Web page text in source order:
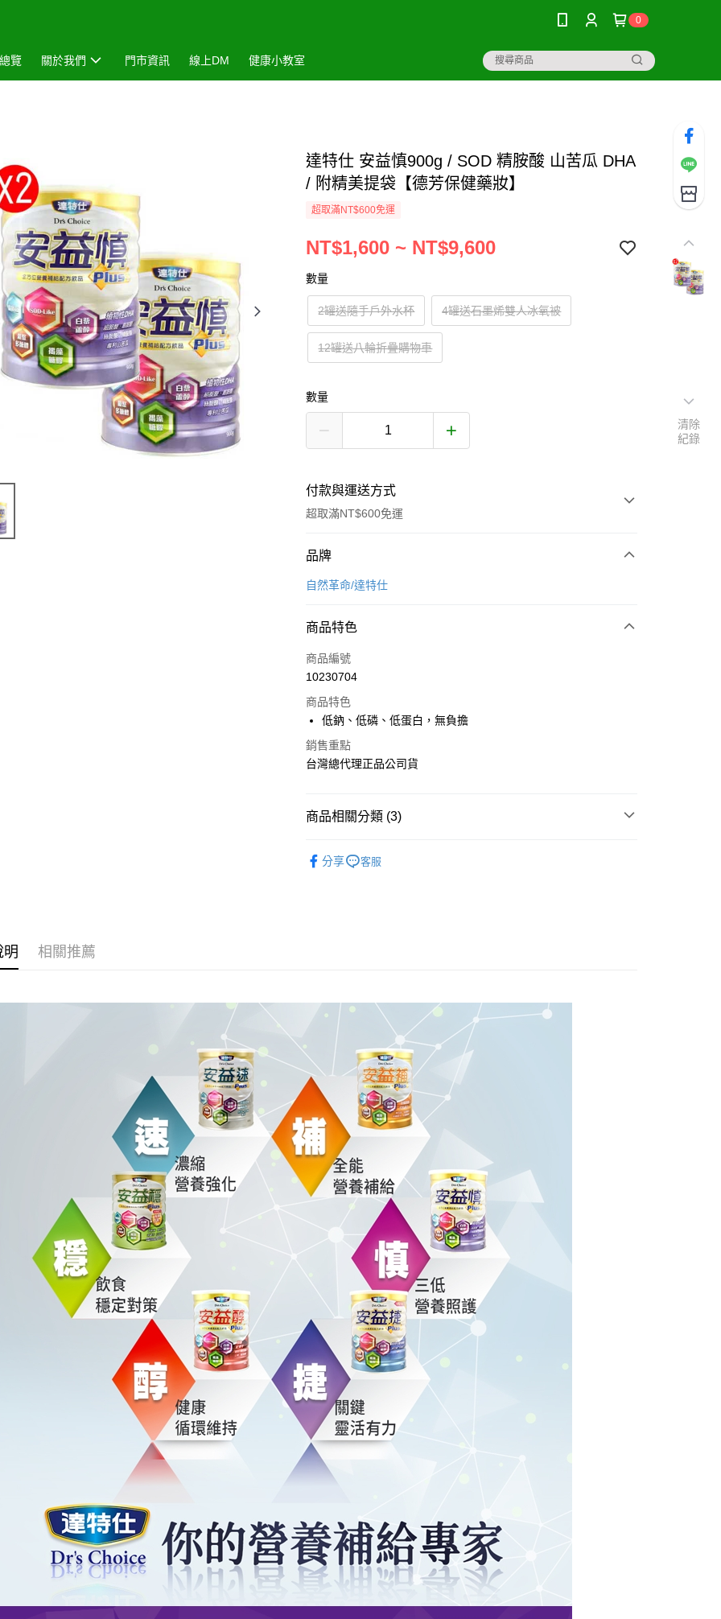
0
覽 關於我們 門市資訊 線上DM 健康小教室
達特仕 安益慎900g / SOD 精胺酸 山苦瓜 DHA
/ 附精美提袋【德芳保健藥妝】
超取滿NT$600免運
NT$1,600 ~ NT$9,600
數量
2罐送隨手戶外水杯 4罐送石墨烯雙人冰氧被
12罐送八輪折疊購物車
數量
付款與運送方式
超取滿NT$600免運
付款方式
信用卡一次付款
Apple Pay
街口支付
AFTEE先享後付
AFTEE先享後付是「在收到商品之後才付款」的支付方式。 讓您購物簡單
２．便利：只要手機號碼，簡訊認證，即可結帳。
３．安心：先確認商品／服務後，再付款。
絡購買商品的店家。未經商家同意取消之訂單仍視為有效，需透過AFTEE
先享後付繳納相關費用。
※ 交易是否成功請以「AFTEE先享後付 」之結帳頁面顯示為準，若有關於
是否繳費成功／繳費後需取消欲退款等相關疑問，請聯繫「AFTEE先享後
付客戶支援中心」https://netprotections.freshdesk.com/support/home
【注意事項】
１．透過由恩沛科技股份有限公司提供之「AFTEE先享後付」服務完成之
交易，需依本服務之必要範圍內提供個人資料，並將交易相關給付款項請
求債權轉讓予恩沛科技股份有限公司。
２．關於個人資料處理事宜，請瀏覽以下網址：
https://aftee.tw/terms/#terms3
３．未成年的使用者請事先徵得法定代理人或監護人之同意方可使用
「AFTEE先享後付」，若未經同意申辦者引起之損失，本公司不負相關責
４．使用「AFTEE先享後付」時，將依據個別帳號之用戶狀況，依本公司
即時審查核予不同之上限額度；若仍有額度不足之情形，本公司將視審查
結果請求用戶進行身份認證。
５．嚴禁一人註冊多個帳號或使用他人資訊註冊。若發現惡意使用之情
形，恩沛科技股份有限公司將有權停止該用戶之使用額度並採取法律行
ATM付款
運送方式
每筆NT$80，滿NT$600(含以上)免運費
付款後門市自取
免運費
品牌
自然革命/達特仕
商品特色
商品編號
10230704
商品特色
低鈉、低磷、低蛋白，無負擔
銷售重點
台灣總代理正品公司貨
商品相關分類 (3)
分享 客服
明 相關推薦
清除
紀錄